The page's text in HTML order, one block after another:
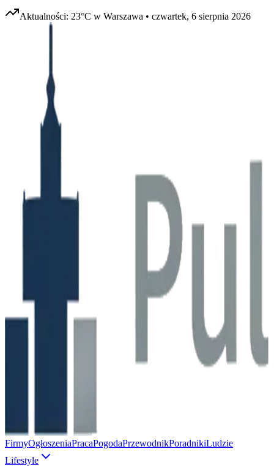
Aktualności: 23°C w Warszawa • czwartek, 6 sierpnia 2026
FirmyOgłoszeniaPracaPogodaPrzewodnikPoradnikiLudzie
Lifestyle